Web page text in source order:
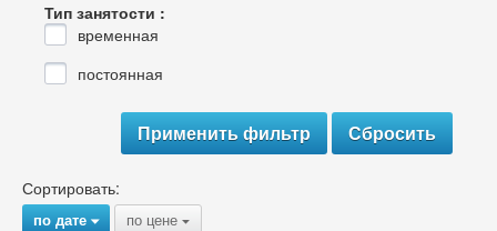
Тип занятости :
временная
постоянная
Сортировать:
по дате{ по цене {